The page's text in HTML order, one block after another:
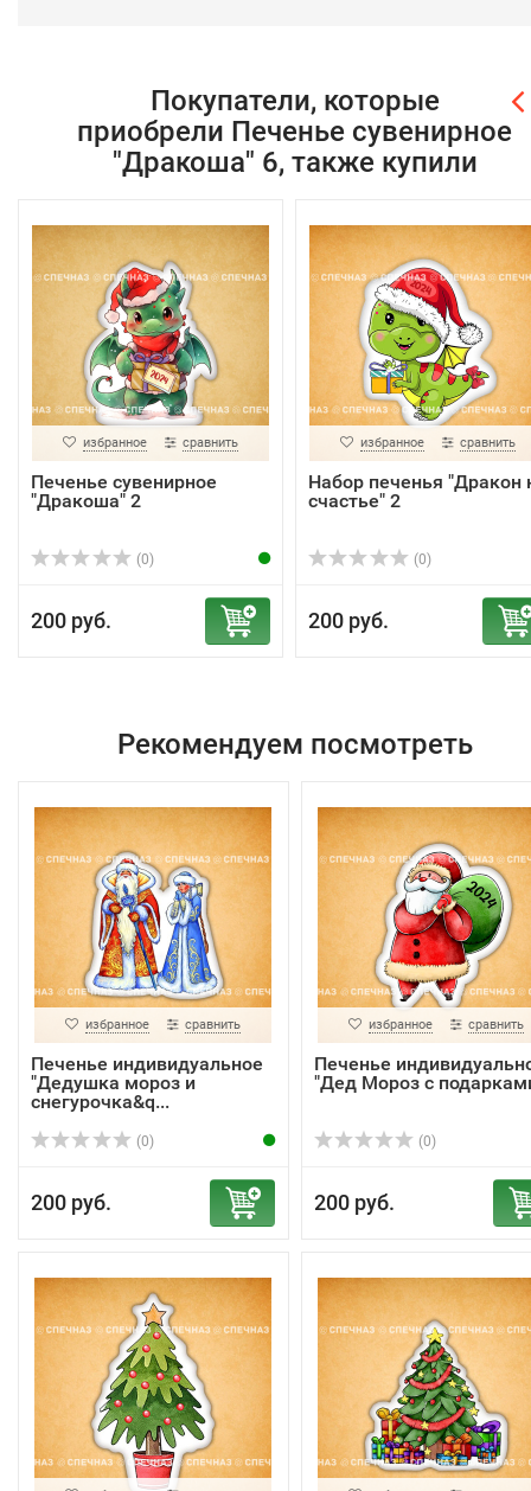
Покупатели, которые
приобрели Печенье сувенирное
"Дракоша" 6, также купили
избранное сравнить
Печенье сувенирное
"Дракоша" 2
(0)
200 руб.
избранное сравнить
Набор печенья "Дракон
счастье" 2
(0)
200 руб.
Рекомендуем посмотреть
избранное сравнить
Печенье индивидуальное
"Дедушка мороз и
снегурочка&q...
(0)
200 руб.
избранное сравнить
Печенье
"Дед Мороз с
(0)
200 руб.